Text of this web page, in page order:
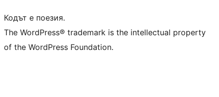
Кодът е поезия.
The WordPress® trademark is the intellectual property
of the WordPress Foundation.